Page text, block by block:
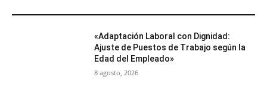
«Adaptación Laboral con Dignidad:
Ajuste de Puestos de Trabajo según la
Edad del Empleado»
8 agosto, 2026